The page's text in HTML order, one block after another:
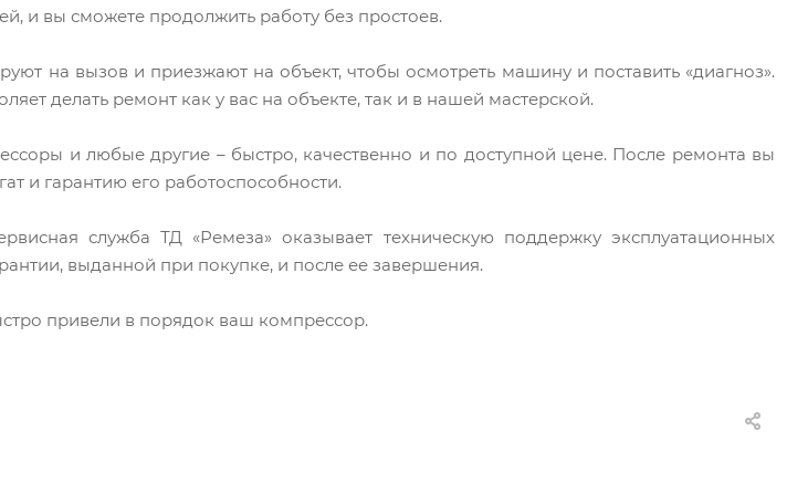
и вы сможете продолжить работу без простоев.
на вызов и приезжают на объект, чтобы осмотреть машину и поставить «диагноз».
делать ремонт как у вас на объекте, так и в нашей мастерской.
и любые другие – быстро, качественно и по доступной цене. После ремонта вы
и гарантию его работоспособности.
служба ТД «Ремеза» оказывает техническую поддержку эксплуатационных
выданной при покупке, и после ее завершения.
привели в порядок ваш компрессор.